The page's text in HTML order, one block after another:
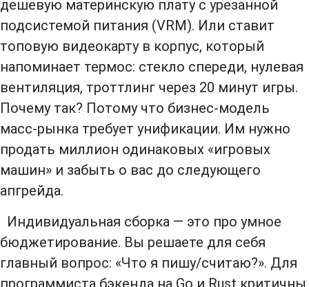
дешевую материнскую плату с урезанной
подсистемой питания (VRM). Или ставит
топовую видеокарту в корпус, который
напоминает термос: стекло спереди, нулевая
вентиляция, троттлинг через 20 минут игры.
Почему так? Потому что бизнес-модель
масс-рынка требует унификации. Им нужно
продать миллион одинаковых «игровых
машин» и забыть о вас до следующего
апгрейда.
Индивидуальная сборка — это про умное
бюджетирование. Вы решаете для себя
главный вопрос: «Что я пишу/считаю?». Для